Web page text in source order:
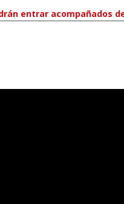
entrar acompañados